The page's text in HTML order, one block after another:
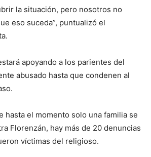
la situación, pero nosotros no
eso suceda”, puntualizó el
apoyando a los parientes del
abusado hasta que condenen al
hasta el momento solo una familia se
Florenzán, hay más de 20 denuncias
víctimas del religioso.